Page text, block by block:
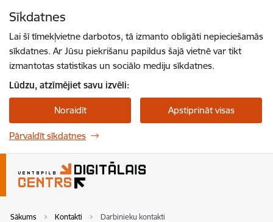
Sīkdatnes
Lai šī tīmekļvietne darbotos, tā izmanto obligāti nepieciešamās
sīkdatnes. Ar Jūsu piekrišanu papildus šajā vietnē var tikt
izmantotas statistikas un sociālo mediju sīkdatnes.
Lūdzu, atzīmējiet savu izvēli:
Noraidīt Apstiprināt visas
Pārvaldīt sīkdatnes
Sākums Kontakti Darbinieku kontakti